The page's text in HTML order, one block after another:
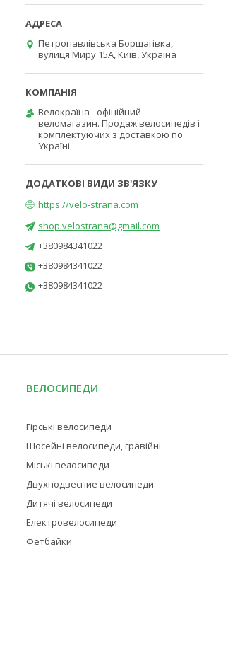
Петропавлівська Борщагівка,
вулиця Миру 15А, Київ, Україна
Велокраїна - офіційний
веломагазин. Продаж велосипедів і
комплектуючих з доставкою по
Україні
https://velo-strana.com
shop.velostrana@gmail.com
+380984341022
+380984341022
+380984341022
ВЕЛОСИПЕДИ
Гірські велосипеди
Шосейні велосипеди, гравійні
Міські велосипеди
Двухподвесние велосипеди
Дитячі велосипеди
Електровелосипеди
Фетбайки